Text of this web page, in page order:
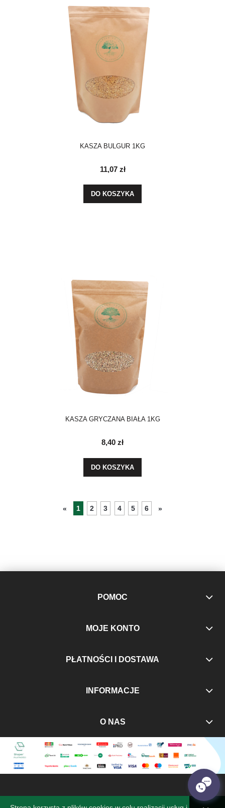
KASZA BULGUR 1KG
11,07 zł
DO KOSZYKA
KASZA GRYCZANA BIAŁA 1KG
8,40 zł
DO KOSZYKA
« 1 2 3 4 5 6 »
POMOC
MOJE KONTO
PŁATNOŚCI I DOSTAWA
INFORMACJE
O NAS